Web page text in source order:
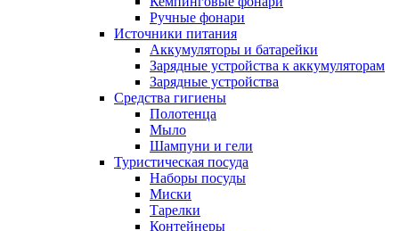
Ручные фонари
Источники питания
Аккумуляторы и батарейки
Зарядные устройства к аккумуляторам
Зарядные устройства
Средства гигиены
Полотенца
Мыло
Шампуни и гели
Туристическая посуда
Наборы посуды
Миски
Тарелки
Контейнеры